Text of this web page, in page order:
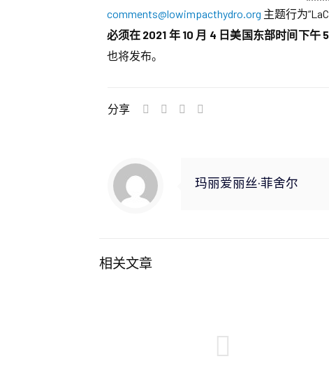
comments@lowimpacthydro.org 主题行为
必须在 2021 年 10 月 4 日美国东部时间下午
也将发布。
分享
玛丽爱丽丝·菲舍尔
相关文章